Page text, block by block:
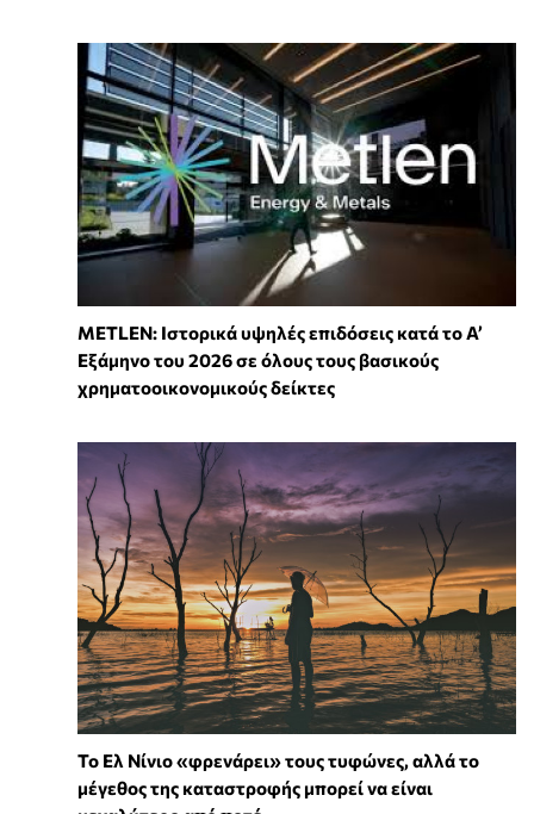
METLEN: Ιστορικά υψηλές επιδόσεις κατά το Α’
Εξάμηνο του 2026 σε όλους τους βασικούς
χρηματοοικονομικούς δείκτες
Το Ελ Νίνιο «φρενάρει» τους τυφώνες, αλλά το
μέγεθος της καταστροφής μπορεί να είναι